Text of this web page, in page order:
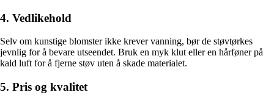
4. Vedlikehold
Selv om kunstige blomster ikke krever vanning, bør de støvtørkes
jevnlig for å bevare utseendet. Bruk en myk klut eller en hårføner på
kald luft for å fjerne støv uten å skade materialet.
5. Pris og kvalitet